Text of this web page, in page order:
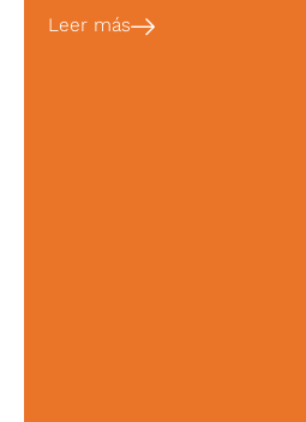
Leer más